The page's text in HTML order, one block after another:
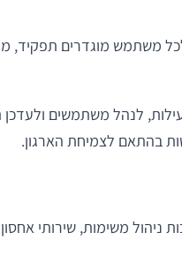
משתמש מוגדרים תפקיד,
לנהל משתמשים ולעדכן
בהתאם לצמיחת הארגון.
ניהול משימות, שירותי